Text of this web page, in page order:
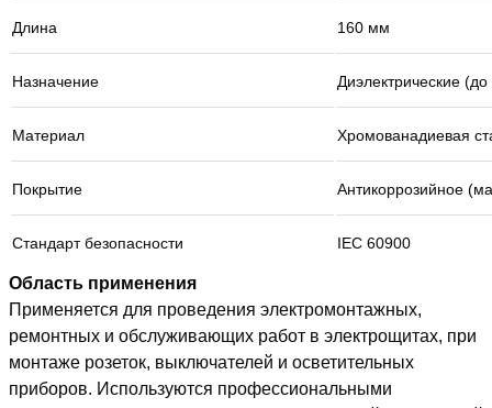
Длина 160 мм
Назначение Диэлектрические
Материал Хромованадиевая
Покрытие Антикоррозийное
Стандарт безопасности IEC 60900
Область применения
Применяется для проведения электромонтажных,
ремонтных и обслуживающих работ в электрощитах, при
монтаже розеток, выключателей и осветительных
приборов. Используются профессиональными